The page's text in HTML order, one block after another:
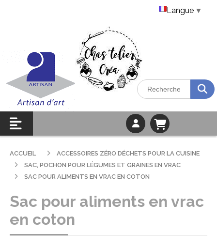
ACCUEIL
ACCESSOIRES ZÉRO DÉCHETS POUR LA CUISINE
SAC, POCHON POUR LÉGUMES ET GRAINES EN VRAC
SAC POUR ALIMENTS EN VRAC EN COTON
Sac pour aliments en vrac
en coton
Langue ▼